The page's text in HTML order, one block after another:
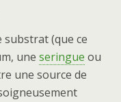
substrat (que ce
une seringue ou
une source de